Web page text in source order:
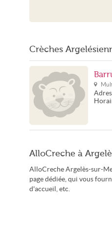
Crèches
AlloCreche à
AlloCreche Argelès-sur-
page dédiée, qui vous
d'accueil, etc.